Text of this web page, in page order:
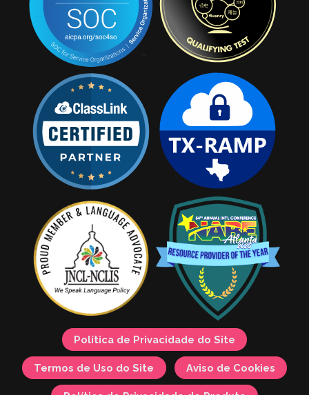
Política de Privacidade do Site
Termos de Uso do Site Aviso de Cookies